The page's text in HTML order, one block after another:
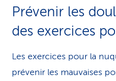
Prévenir les
des exercices
Les exercices pour la
prévenir les mauvaises